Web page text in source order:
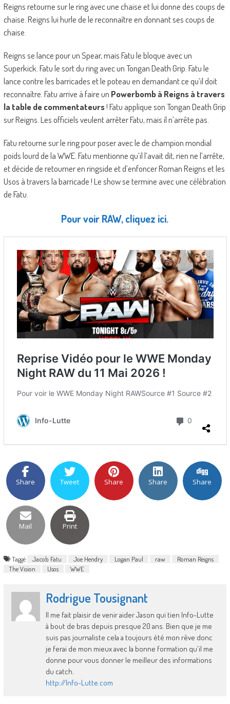
Reigns retourne sur le ring avec une chaise et lui donne des coups de
chaise. Reigns lui hurle de le reconnaître en donnant ses coups de
chaise.
Reigns se lance pour un Spear, mais Fatu le bloque avec un
Superkick. Fatu le sort du ring avec un Tongan Death Grip. Fatu le
lance contre les barricades et le poteau en demandant ce qu’il doit
reconnaître. Fatu arrive à faire un Powerbomb à Reigns à travers
la table de commentateurs! Fatu applique son Tongan Death Grip
sur Reigns. Les officiels veulent arrêter Fatu, mais il n’arrête pas.
Fatu retourne sur le ring pour poser avec le de champion mondial
poids lourd de la WWE. Fatu mentionne qu’il l’avait dit, rien ne l’arrête,
et décide de retourner en ringside et d’enfoncer Roman Reigns et les
Usos à travers la barricade ! Le show se termine avec une célébration
de Fatu.
Pour voir RAW, cliquez ici.
Share Tweet Share Share Share
Mail Print
Taggé Jacob Fatu Joe Hendry Logan Paul raw
Roman Reigns
The Vision
Usos WWE
Rodrigue Tousignant
Il me fait plaisir de venir aider Jason qui tien Info-Lutte
à bout de bras depuis presque 20 ans. Bien que je me
suis pas journaliste cela a toujours été mon rêve donc
je ferai de mon mieux avec la bonne formation qu'il me
donne pour vous donner le meilleur des informations
du catch.
http://Info-Lutte.com